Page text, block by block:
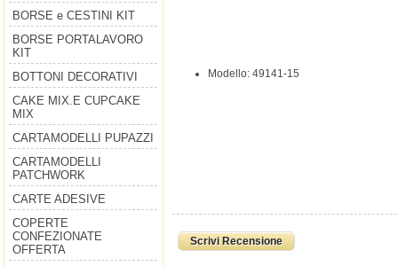
BORSE e CESTINI KIT
BORSE PORTALAVORO
KIT
BOTTONI DECORATIVI
CAKE MIX.E CUPCAKE
MIX
CARTAMODELLI PUPAZZI
CARTAMODELLI
PATCHWORK
CARTE ADESIVE
COPERTE
CONFEZIONATE
OFFERTA
Modello: 49141-15
Scrivi Recensione